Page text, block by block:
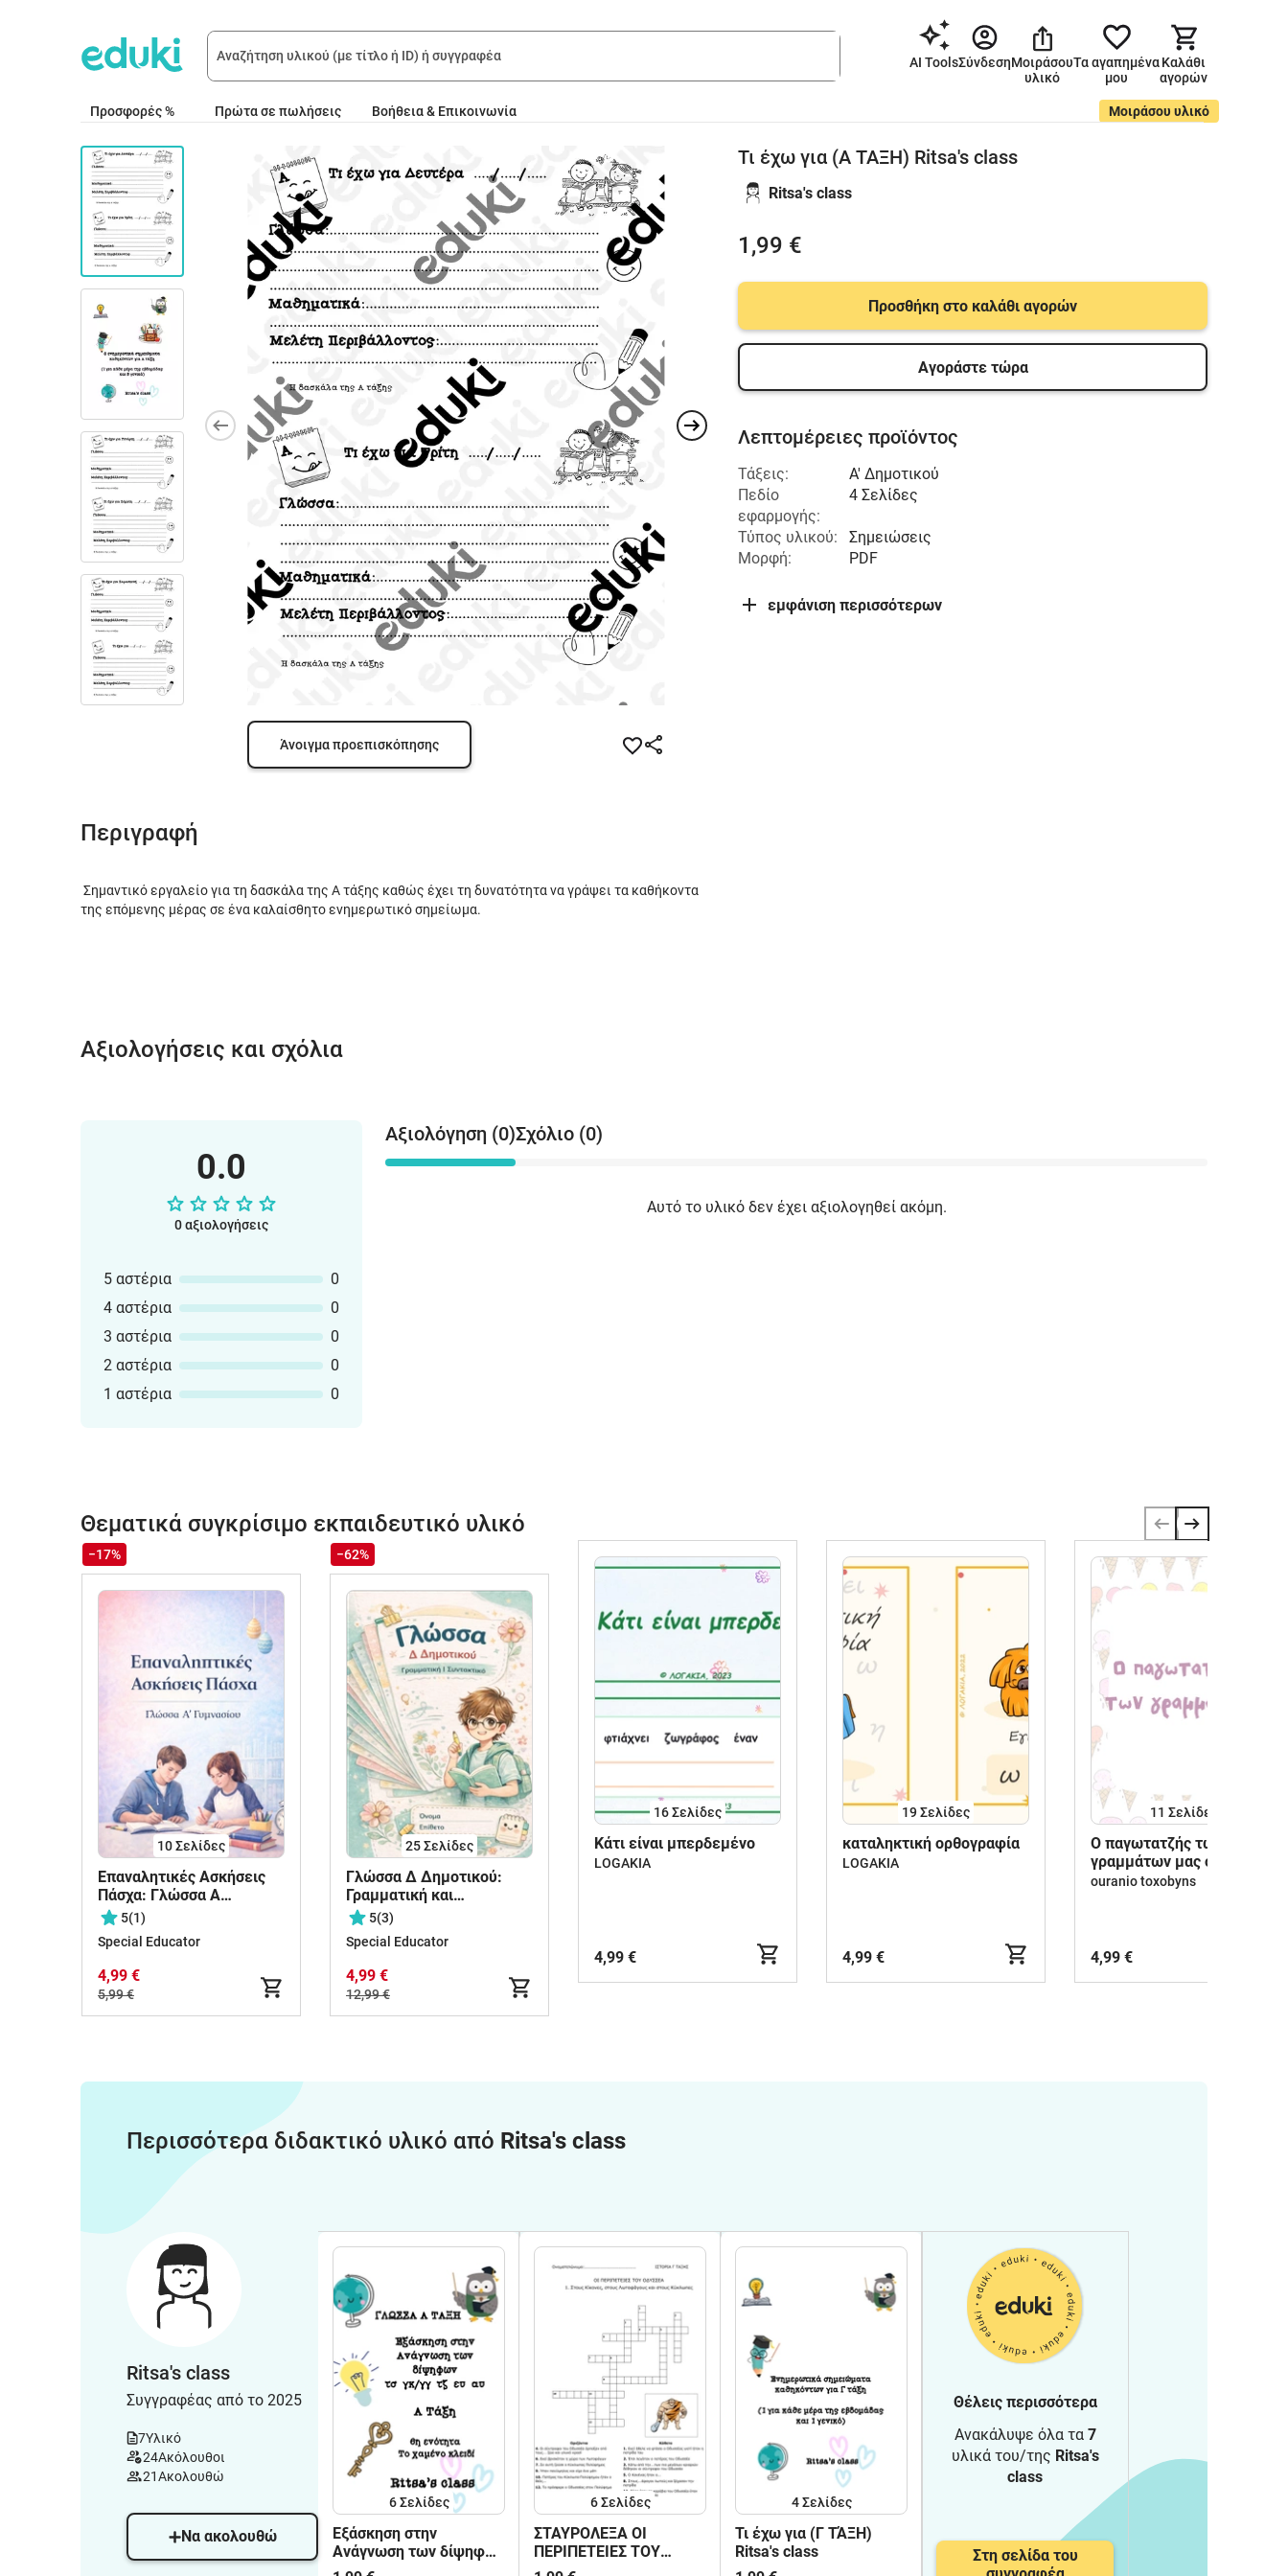
AI ToolsΣύνδεσηΜοιράσου
υλικό
Τα αγαπημένα
μου
Καλάθι
αγορών
Προσφορές % Πρώτα σε πωλήσεις Μοιράσου υλικό
Βοήθεια & Επικοινωνία
Άνοιγμα προεπισκόπησης
Περιγραφή
Σημαντικό εργαλείο για τη δασκάλα της Α τάξης καθώς έχει τη δυνατότητα να γράψει τα καθήκοντα
της επόμενης μέρας σε ένα καλαίσθητο ενημερωτικό σημείωμα.
Τι έχω για (Α ΤΑΞΗ) Ritsa's class
Ritsa's class
1,99 €
Προσθήκη στο καλάθι αγορών
Αγοράστε τώρα
Λεπτομέρειες προϊόντος
Τάξεις:
Α' Δημοτικού
Πεδίο
εφαρμογής:
4 Σελίδες
Τύπος υλικού:
Σημειώσεις
Μορφή:
PDF
εμφάνιση περισσότερων
Αξιολογήσεις και σχόλια
0.0
0 αξιολογήσεις
5 αστέρια
0
4 αστέρια
0
3 αστέρια
0
2 αστέρια
0
1 αστέρια
0
Αξιολόγηση (0)Σχόλιο (0)
Αυτό το υλικό δεν έχει αξιολογηθεί ακόμη.
Θεματικά συγκρίσιμο εκπαιδευτικό υλικό
−17%
10Σελίδες
Επαναλητικές Ασκήσεις
Πάσχα: Γλώσσα Α
Γυμνασίου
5(1)
Special Educator
4,99 €
5,99 €
−62%
25Σελίδες
Γλώσσα Δ Δημοτικού:
Γραμματική και
Συντακτικό όλων των
ενοτήτων
5(3)
Special Educator
4,99 €
12,99 €
16Σελίδες
Κάτι είναι μπερδεμένο
LOGAKIA
4,99 €
19Σελίδες
καταληκτική ορθογραφία
LOGAKIA
4,99 €
11 Σελίδες
O παγωτατζής των
γραμμάτων μας σερβίρει
κεφαλαία και πεζά!
ouranio toxobyns
4,99 €
Περισσότερα διδακτικό υλικό από Ritsa's class
Ritsa's class
Συγγραφέας από το 2025
7Υλικό
24Ακόλουθοι
21Ακολουθώ
Να ακολουθώ
6Σελίδες
Εξάσκηση στην
Ανάγνωση των δίψηφων
τσ γκ/γγ τζ ευ αυ
6Σελίδες
ΣΤΑΥΡΟΛΕΞΑ ΟΙ
ΠΕΡΙΠΕΤΕΙΕΣ ΤΟΥ
ΟΔΥΣΣΕΑ Ritsa's class
4Σελίδες
Τι έχω για (Γ ΤΆΞΗ)
Ritsa's class
Θέλεις περισσότερα
Ανακάλυψε όλα τα 7
υλικά του/της Ritsa's
class
Στη σελίδα του